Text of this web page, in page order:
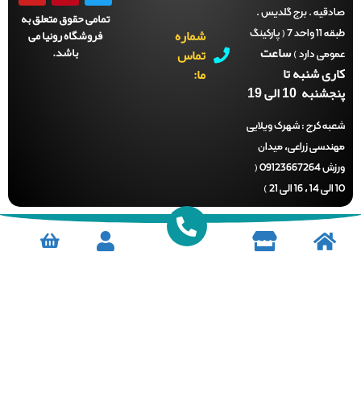
. برج گلدیس .
طبقه 11 واحد 7 ( پارکینگ
دارد )ساعت
شنبه تا
10 الی 19
کرج :شهرک ویلایی
زراعی، میدان
ورزش 09123667264 (
شماره
تماس
تمامی حقوق متعلق به
فروشگاه رونیا می
باشد.